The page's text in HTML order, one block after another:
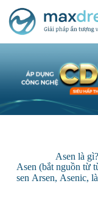
Asen là
Asen (bắt nguồn từ
sen Arsen, Asenic,